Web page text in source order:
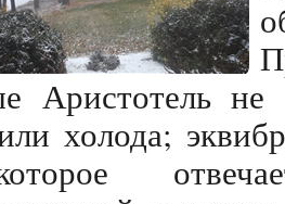
Аристотель
холода;